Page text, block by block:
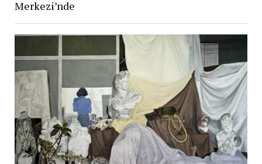
Merkezi’nde